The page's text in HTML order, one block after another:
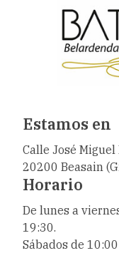
Estamos en
Calle José
20200 Beasain
Horario
De lunes a
19:30.
Sábados de